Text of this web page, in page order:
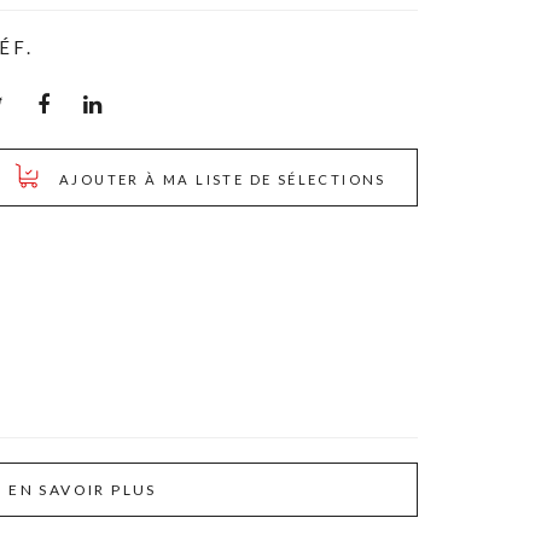
AJOUTER À MA LISTE DE SÉLECTIONS
EN SAVOIR PLUS